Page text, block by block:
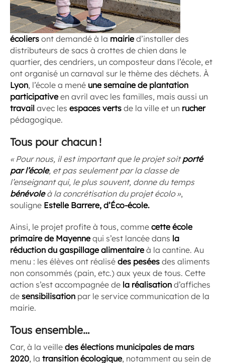
écoliers ont demandé à la mairied’installer des
distributeurs de sacs à crottes de chien dans le
quartier, des cendriers, un composteur dans l’école, et
ont organisé un carnaval sur le thème des déchets. À
Lyon, l’école a mené une semaine de plantation
participativeen avril avec les familles, mais aussi un
travail avec les espaces verts de la ville et un rucher
pédagogique.
Tous pour chacun !
« Pour nous, il est important que le projet soitporté
par l’école, et pas seulement par la classe de
l’enseignant qui, le plus souvent, donne du temps
bénévoleà la concrétisation du projet écolo »,
souligne Estelle Barrere, d’Éco-école.
Ainsi, le projet profite à tous, comme cette école
primaire de Mayennequi s’est lancée dans la
réduction du gaspillage alimentaireà la cantine. Au
menu : les élèves ont réalisé des pesées des aliments
non consommés (pain, etc.) aux yeux de tous. Cette
action s’est accompagnée de la réalisation d’affiches
de sensibilisation par le service communication de la
mairie.
Tous ensemble…
Car, à la veille des élections municipales de mars
2020, la transition écologique, notamment au sein de